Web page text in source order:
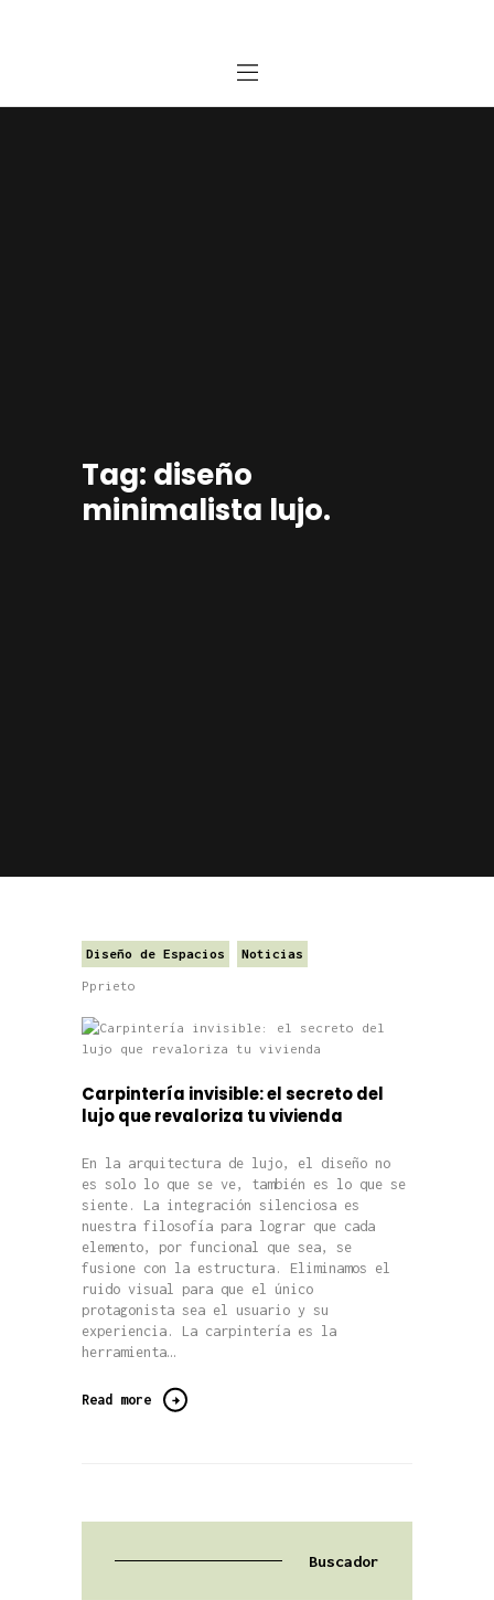
Tag: diseño
minimalista lujo.
Diseño de Espacios Noticias
Pprieto
Carpintería invisible: el secreto del
lujo que revaloriza tu vivienda
En la arquitectura de lujo, el diseño no
es solo lo que se ve, también es lo que se
siente. La integración silenciosa es
nuestra filosofía para lograr que cada
elemento, por funcional que sea, se
fusione con la estructura. Eliminamos el
ruido visual para que el único
protagonista sea el usuario y su
experiencia. La carpintería es la
herramienta…
Read more
Buscador